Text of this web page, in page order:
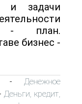
задачи
- план.
бизнес -
- Денежное
Деньги, кредит,